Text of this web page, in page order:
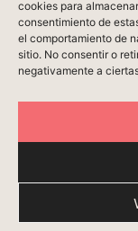
cookies para
consentimiento de
el comportamiento de
sitio. No consentir o
negativamente a
LUN
Cerrado***
Aviso Legal
Política de